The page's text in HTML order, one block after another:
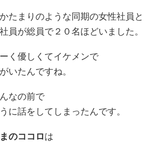
たまりのような同期の女性社員と
員が総員で２０名ほどいました。
く優しくてイケメンで
いたんですね。
なの前で
に話をしてしまったんです。
のココロは